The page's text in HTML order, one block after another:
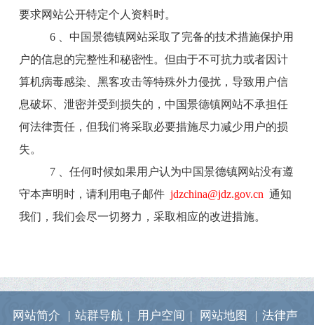
要求网站公开特定个人资料时。
6 、中国景德镇网站采取了完备的技术措施保护用
户的信息的完整性和秘密性。但由于不可抗力或者因计
算机病毒感染、黑客攻击等特殊外力侵扰，导致用户信
息破坏、泄密并受到损失的，中国景德镇网站不承担任
何法律责任，但我们将采取必要措施尽力减少用户的损
失。
7 、任何时候如果用户认为中国景德镇网站没有遵
守本声明时，请利用电子邮件 jdzchina@jdz.gov.cn 通知
我们，我们会尽一切努力，采取相应的改进措施。
网站简介 | 站群导航 | 用户空间 | 网站地图 | 法律声